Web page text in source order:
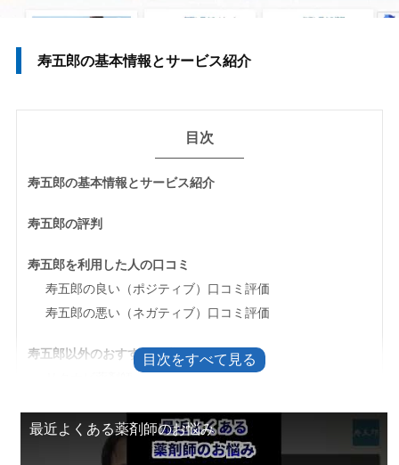
寿五郎の基本情報とサービス紹介
目次
寿五郎の基本情報とサービス紹介
寿五郎の評判
寿五郎を利用した人の口コミ
寿五郎の良い（ポジティブ）口コミ評価
寿五郎の悪い（ネガティブ）口コミ評価
寿五郎以外のおすすめ転職サービス
ファル・メイト
ファーマキャリア
最近よくある薬剤師のお悩み